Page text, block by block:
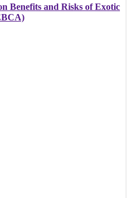
Benefits and Risks of Exotic